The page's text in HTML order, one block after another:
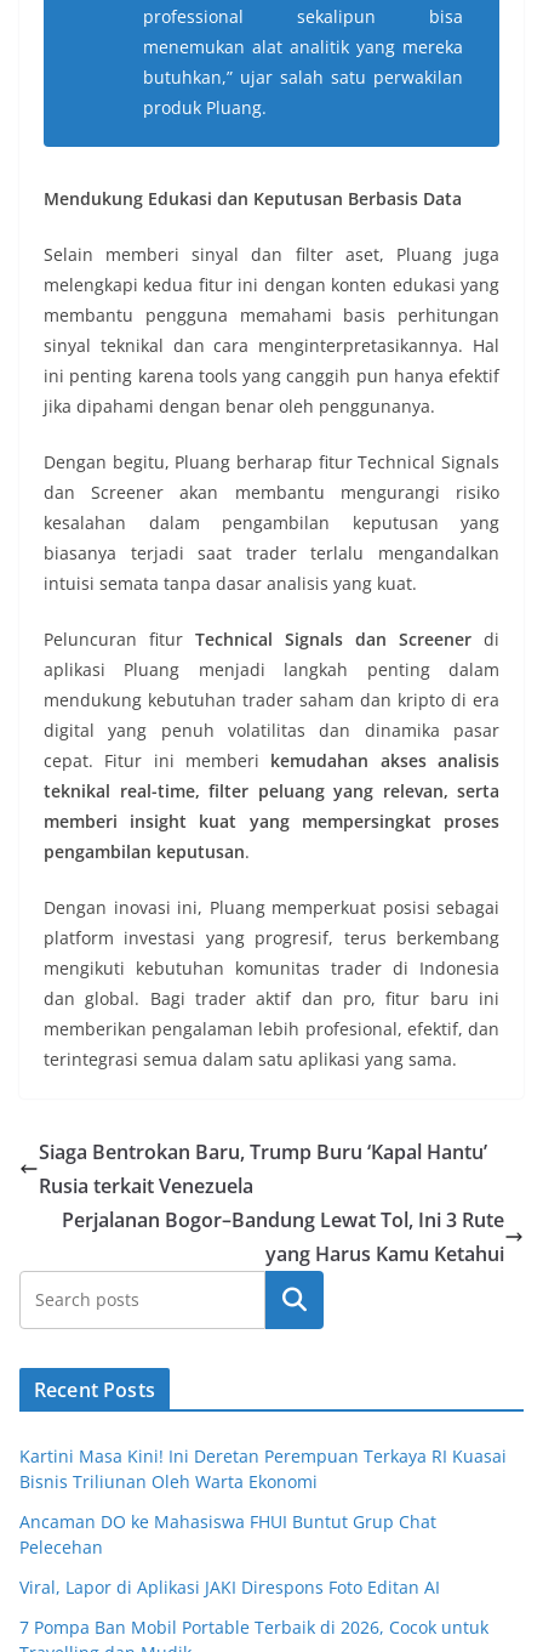
professional sekalipun bisa
menemukan alat analitik yang mereka
butuhkan,” ujar salah satu perwakilan
produk Pluang.
Mendukung Edukasi dan Keputusan Berbasis Data
Selain memberi sinyal dan filter aset, Pluang juga
melengkapi kedua fitur ini dengan konten edukasi yang
membantu pengguna memahami basis perhitungan
sinyal teknikal dan cara menginterpretasikannya. Hal
ini penting karena tools yang canggih pun hanya efektif
jika dipahami dengan benar oleh penggunanya.
Dengan begitu, Pluang berharap fitur Technical Signals
dan Screener akan membantu mengurangi risiko
kesalahan dalam pengambilan keputusan yang
biasanya terjadi saat trader terlalu mengandalkan
intuisi semata tanpa dasar analisis yang kuat.
Peluncuran fitur Technical Signals dan Screener di
aplikasi Pluang menjadi langkah penting dalam
mendukung kebutuhan trader saham dan kripto di era
digital yang penuh volatilitas dan dinamika pasar
cepat. Fitur ini memberi kemudahan akses analisis
teknikal real-time, filter peluang yang relevan, serta
memberi insight kuat yang mempersingkat proses
pengambilan keputusan.
Dengan inovasi ini, Pluang memperkuat posisi sebagai
platform investasi yang progresif, terus berkembang
mengikuti kebutuhan komunitas trader di Indonesia
dan global. Bagi trader aktif dan pro, fitur baru ini
memberikan pengalaman lebih profesional, efektif, dan
terintegrasi semua dalam satu aplikasi yang sama.
Siaga Bentrokan Baru, Trump Buru ‘Kapal Hantu’
Rusia terkait Venezuela
Perjalanan Bogor–Bandung Lewat Tol, Ini 3 Rute
yang Harus Kamu Ketahui
Cari
Recent Posts
Kartini Masa Kini! Ini Deretan Perempuan Terkaya RI Kuasai
Bisnis Triliunan Oleh Warta Ekonomi
Ancaman DO ke Mahasiswa FHUI Buntut Grup Chat
Pelecehan
Viral, Lapor di Aplikasi JAKI Direspons Foto Editan AI
7 Pompa Ban Mobil Portable Terbaik di 2026, Cocok untuk